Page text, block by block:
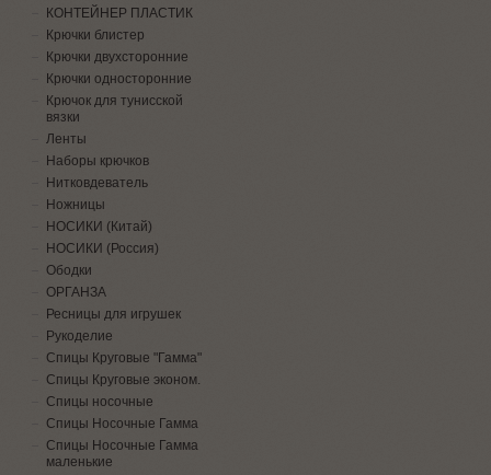
КОНТЕЙНЕР ПЛАСТИК
Крючки блистер
Крючки двухсторонние
Крючки односторонние
Крючок для тунисской
вязки
Ленты
Наборы крючков
Нитковдеватель
Ножницы
НОСИКИ (Китай)
НОСИКИ (Россия)
Ободки
ОРГАНЗА
Ресницы для игрушек
Рукоделие
Спицы Круговые "Гамма"
Спицы Круговые эконом.
Спицы носочные
Спицы Носочные Гамма
Спицы Носочные Гамма
маленькие